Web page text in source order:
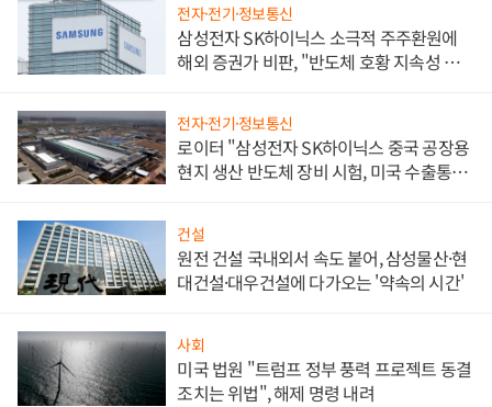
전자·전기·정보통신
삼성전자 SK하이닉스 소극적 주주환원에
해외 증권가 비판, "반도체 호황 지속성 의
전자·전기·정보통신
로이터 "삼성전자 SK하이닉스 중국 공장용
현지 생산 반도체 장비 시험, 미국 수출통제
건설
원전 건설 국내외서 속도 붙어, 삼성물산·현
대건설·대우건설에 다가오는 '약속의 시간'
사회
미국 법원 "트럼프 정부 풍력 프로젝트 동결
조치는 위법", 해제 명령 내려